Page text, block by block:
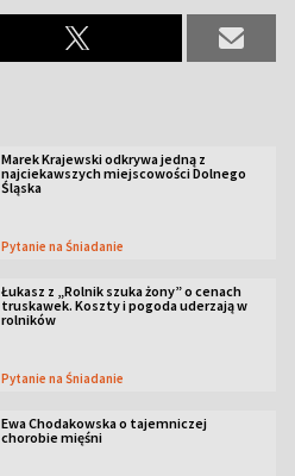
Marek Krajewski odkrywa jedną z
najciekawszych miejscowości Dolnego
Śląska
Pytanie na Śniadanie
Łukasz z „Rolnik szuka żony” o cenach
truskawek. Koszty i pogoda uderzają w
rolników
Pytanie na Śniadanie
Ewa Chodakowska o tajemniczej
chorobie mięśni